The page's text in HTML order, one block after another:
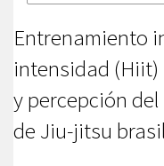
Entrenamiento
intensidad
y percepción
de Jiu-jitsu